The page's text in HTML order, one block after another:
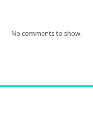
No comments to show.